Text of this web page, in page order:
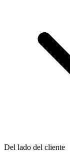
Del lado del cliente